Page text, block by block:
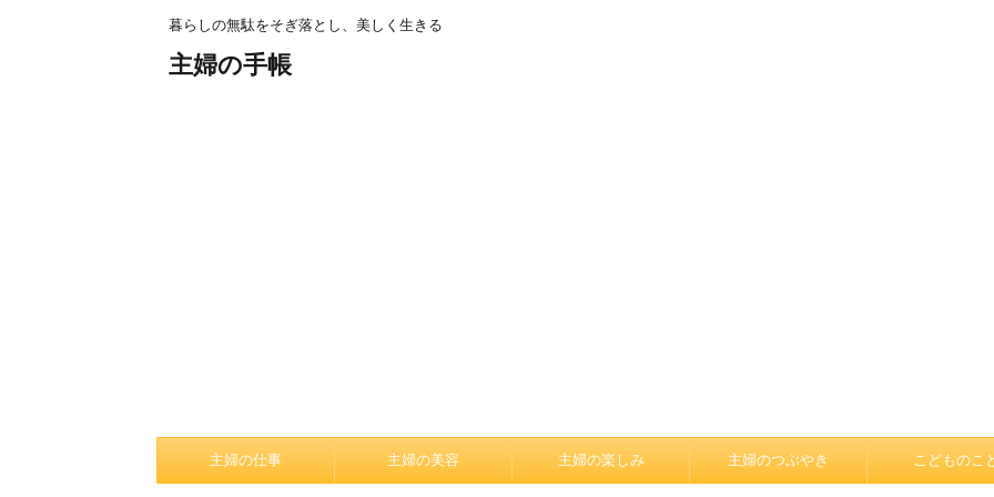
暮らしの無駄をそぎ落とし、美しく生きる
主婦の手帳
主婦の仕事 主婦の美容 主婦の楽しみ 主婦のつぶやき こどものこ